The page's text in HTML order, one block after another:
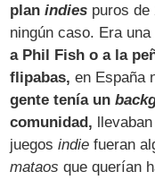
planindies puros de
ningún caso. Era
a Phil Fish o a la
flipabas, en España
gente tenía un
comunidad,
juegosindie fueran
mataos que querían